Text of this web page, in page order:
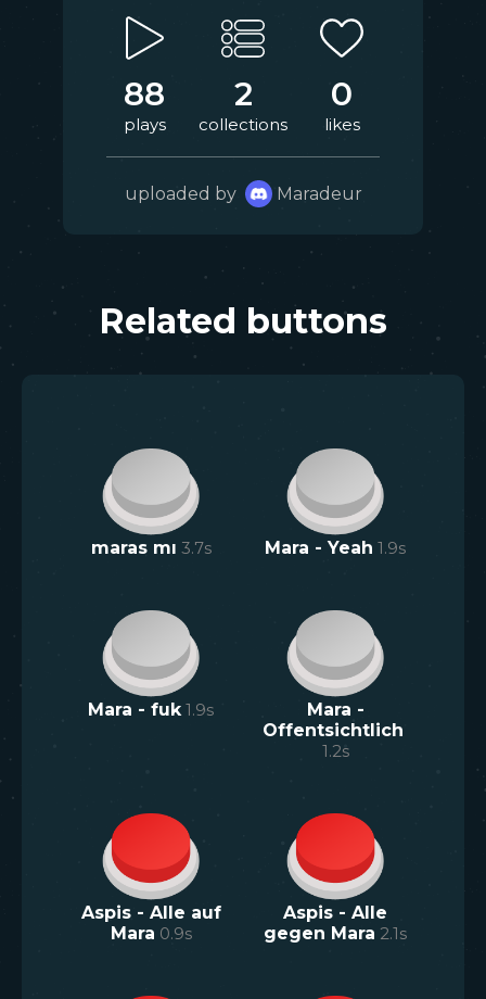
88
plays
2
collections
0
likes
uploaded by Maradeur
Related buttons
maras mı 3.7s Mara - Yeah 1.9s
Mara - fuk 1.9s
Mara -
Offentsichtlich
1.2s
Aspis - Alle auf
Mara 0.9s
Aspis - Alle
gegen Mara 2.1s